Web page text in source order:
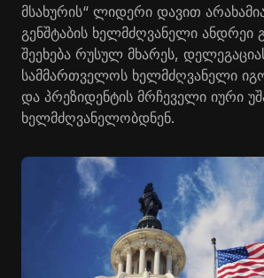
მსახურის“ ლიდერი დავით
გენშტაბის ხელმძღვანელი ანდრეი
შეეხება რუსულ მხარეს,
სამმართველოს ხელმძღვანელი
და პრეზიდენტის მრჩეველი იური
ხელმძღვანელობდნენ.